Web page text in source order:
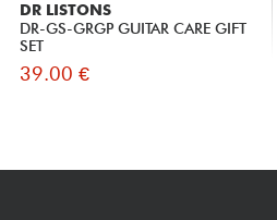
DR LISTONS
DR-GS-GRGP GUITAR CARE GIFT
SET
39.00 €